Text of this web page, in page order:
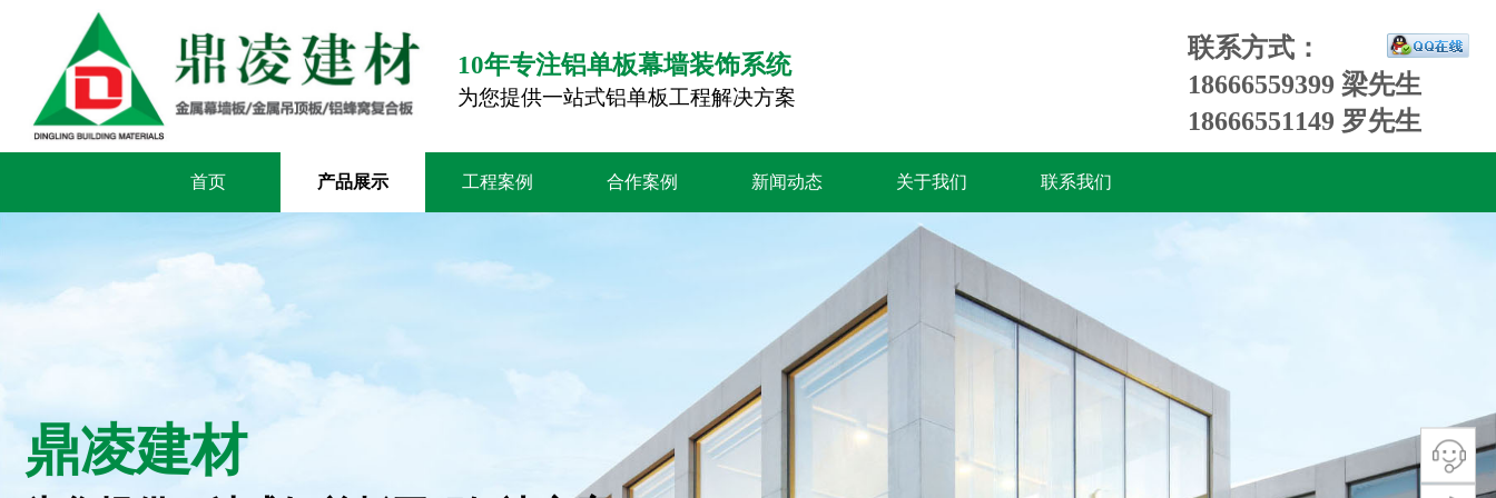
联系方式：
18666559399 梁先生
18666551149 罗先生
10年专注铝单板幕墙装饰系统
为您提供一站式铝单板工程解决方案
首页 产品展示 工程案例 合作案例 新闻动态 关于我们 联系我们
鼎凌建材